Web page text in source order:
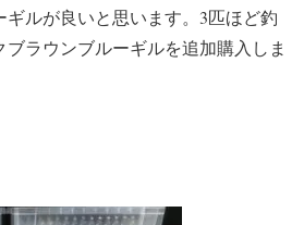
ギルが良いと思います。3匹ほど釣
ラウンブルーギルを追加購入しま